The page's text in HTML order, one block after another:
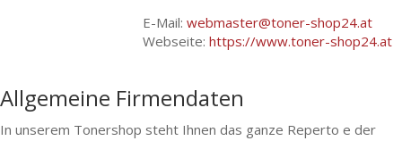
E-Mail:webmaster@toner-shop24.at
Webseite:https://www.toner-shop24.at
Allgemeine Firmendaten
In unserem Tonershop steht Ihnen das ganze Reperto e der